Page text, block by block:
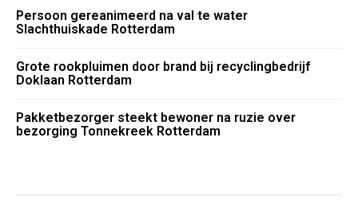
Persoon gereanimeerd na val te water
Slachthuiskade Rotterdam
Grote rookpluimen door brand bij recyclingbedrijf
Doklaan Rotterdam
Pakketbezorger steekt bewoner na ruzie over
bezorging Tonnekreek Rotterdam